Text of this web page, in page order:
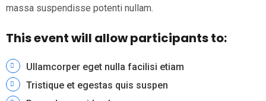
massa suspendisse potenti nullam.
This event will allow participants to:
Ullamcorper eget nulla facilisi etiam
Tristique et egestas quis suspen